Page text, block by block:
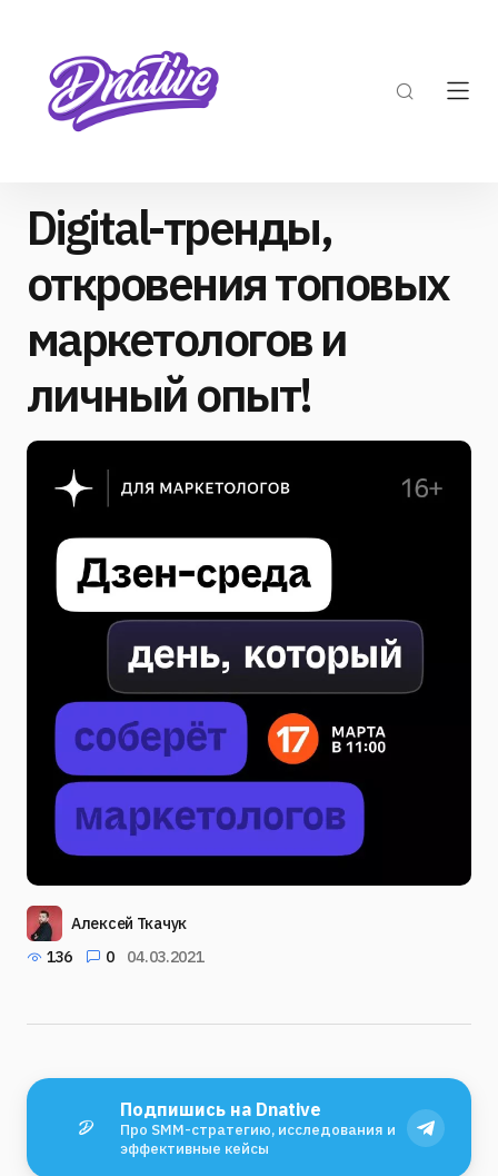
Digital-тренды,
откровения топовых
маркетологов и
личный опыт!
Алексей Ткачук
136
0 04.03.2021
Подпишись на Dnative
Про SMM-стратегию, исследования и
эффективные кейсы